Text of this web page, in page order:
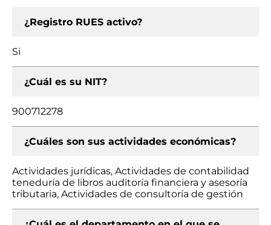
¿Registro RUES activo?
Si
¿Cuál es su NIT?
900712278
¿Cuáles son sus actividades económicas?
Actividades jurídicas, Actividades de contabilidad
teneduría de libros auditoría financiera y asesoría
tributaria, Actividades de consultoría de gestión